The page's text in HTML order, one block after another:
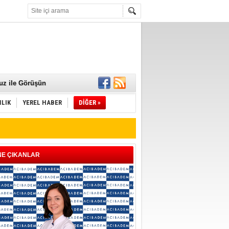
ile Görüşün
YEREL HABER DİĞER »
ÇIKANLAR